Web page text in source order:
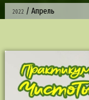
2022 / Апрель